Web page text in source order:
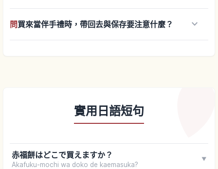
問買來當伴手禮時，帶回去與保存要注意什麼？ keyboard_arrow_down
實用日語短句
赤福餅はどこで買えますか？
Akafuku-mochi wa doko de kaemasuka?
▼